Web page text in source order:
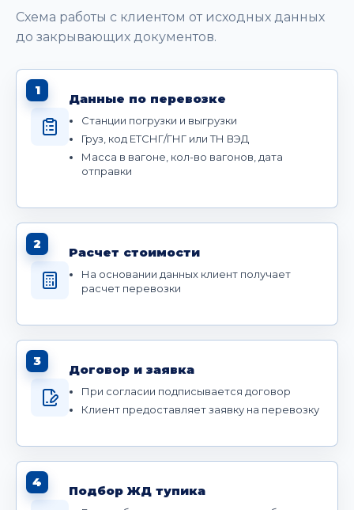
Схема работы с клиентом от исходных данных
до закрывающих документов.
1
Данные по перевозке
Станции погрузки и выгрузки
Груз, код ЕТСНГ/ГНГ или ТН ВЭД
Масса в вагоне, кол-во вагонов, дата
отправки
2
Расчет стоимости
На основании данных клиент получает
расчет перевозки
3
Договор и заявка
При согласии подписывается договор
Клиент предоставляет заявку на перевозку
4
Подбор ЖД тупика